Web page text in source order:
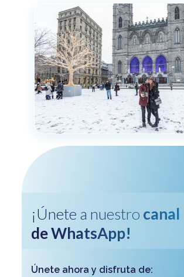
¡Únete a nuestro canal
de WhatsApp!
Únete ahora y disfruta de: